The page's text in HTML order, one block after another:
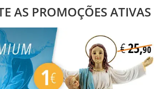
AS PROMOÇÕES ATIVAS